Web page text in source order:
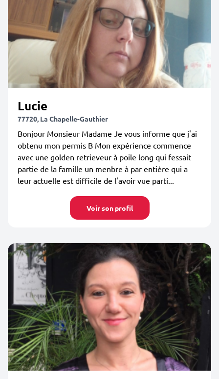
Lucie
77720, La Chapelle-Gauthier
Bonjour Monsieur Madame Je vous informe que j'ai
obtenu mon permis B Mon expérience commence
avec une golden retrieveur à poile long qui fessait
partie de la famille un menbre à par entière qui a
leur actuelle est difficile de l'avoir vue parti...
Voir son profil